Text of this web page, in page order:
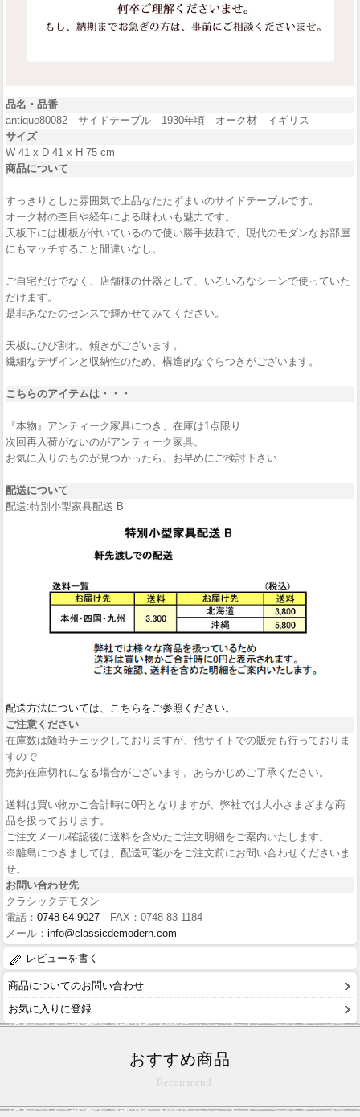
品名・品番
antique80082 サイドテーブル 1930年頃 オーク材 イギリス
サイズ
W 41 x D 41 x H 75 cm
商品について
すっきりとした雰囲気で上品なたたずまいのサイドテーブルです。
オーク材の杢目や経年による味わいも魅力です。
天板下には棚板が付いているので使い勝手抜群で、現代のモダンなお部屋
にもマッチすること間違いなし。
ご自宅だけでなく、店舗様の什器として、いろいろなシーンで使っていた
だけます。
是非あなたのセンスで輝かせてみてください。
天板にひび割れ、傾きがございます。
繊細なデザインと収納性のため、構造的なぐらつきがございます。
こちらのアイテムは・・・
『本物』アンティーク家具につき、在庫は1点限り
次回再入荷がないのがアンティーク家具。
お気に入りのものが見つかったら、お早めにご検討下さい
配送について
配送:特別小型家具配送 B
配送方法については、こちらをご参照ください。
ご注意ください
在庫数は随時チェックしておりますが、他サイトでの販売も行っておりま
すので
売約在庫切れになる場合がございます。あらかじめご了承ください。
送料は買い物かご合計時に0円となりますが、弊社では大小さまざまな商
品を扱っております。
ご注文メール確認後に送料を含めたご注文明細をご案内いたします。
※離島につきましては、配送可能かをご注文前にお問い合わせくださいま
せ。
お問い合わせ先
クラシックデモダン
電話： 0748-64-9027 FAX：0748-83-1184
メール： info@classicdemodern.com
レビューを書く
商品についてのお問い合わせ
お気に入りに登録
おすすめ商品
Recommend